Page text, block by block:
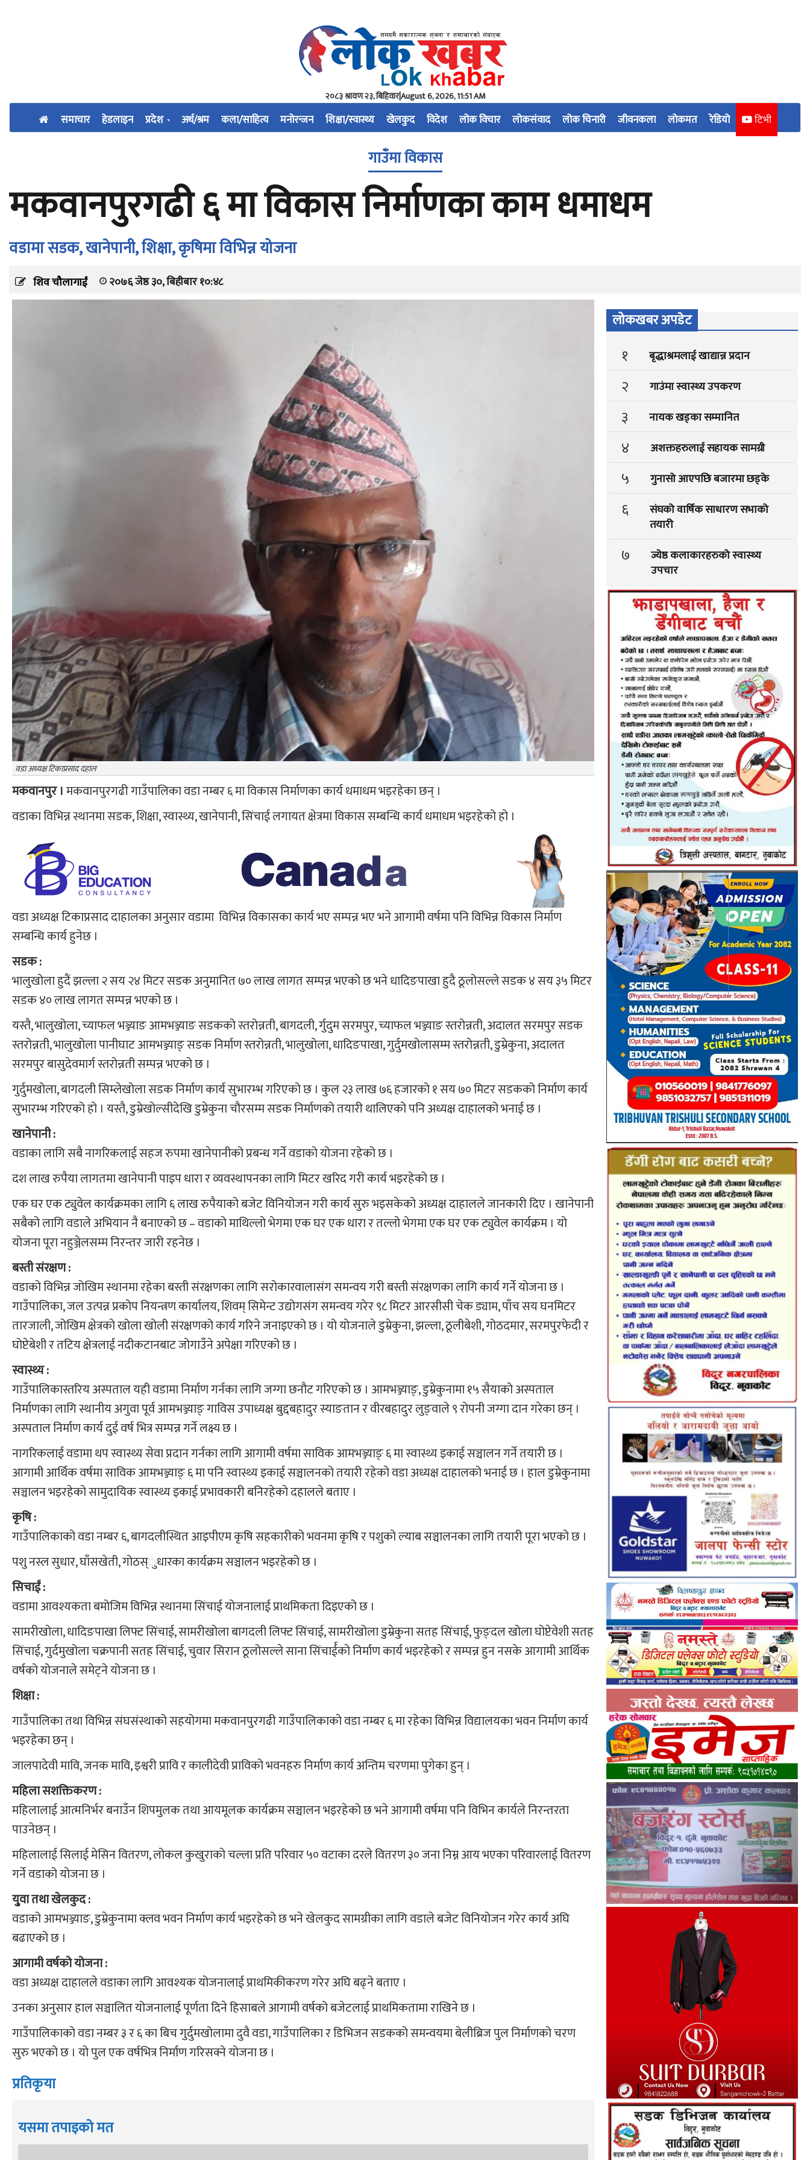
२०८३ श्रावण २३, बिहिवार|August 6, 2026, 11:51 AM
समाचार हेडलाइन प्रदेश अर्थ/श्रम कला/साहित्य मनोरन्जन शिक्षा/स्वास्थ्य खेलकुद विदेश लोक विचार लोकसंवाद लोक चिनारी जीवनकला लोकमत रेडियो टिभी
गाउँमा विकास
मकवानपुरगढी ६ मा विकास निर्माणका काम धमाधम
वडामा सडक, खानेपानी, शिक्षा, कृषिमा विभिन्न योजना
शिव चौलागाईं २०७६ जेष्ठ ३०, बिहीबार १०:४८
वडा अध्यक्ष टिकाप्रसाद दहाल
मकवानपुर ।मकवानपुरगढी गाउँपालिका वडा नम्बर ६ मा विकास निर्माणका कार्य धमाधम भइरहेका छन् ।
वडाका विभिन्न स्थानमा सडक, शिक्षा, स्वास्थ्य, खानेपानी, सिंचाई लगायत क्षेत्रमा विकास सम्बन्धि कार्य धमाधम भइरहेको हो ।
वडा अध्यक्ष टिकाप्रसाद दाहालका अनुसार वडामा विभिन्न विकासका कार्य भए सम्पन्न भए भने आगामी वर्षमा पनि विभिन्न विकास निर्माण
सम्बन्धि कार्य हुनेछ ।
सडक :
भालुखोला हुदैं झल्ला २ सय २४ मिटर सडक अनुमानित ७० लाख लागत सम्पन्न भएको छ भने धादिङपाखा हुदै ठूलोसल्ले सडक ४ सय ३५ मिटर
सडक ४० लाख लागत सम्पन्न भएको छ ।
यस्तै, भालुखोला, च्याफल भञ्ज्याङ आमभञ्ज्याङ सडकको स्तरोन्नती, बागदली, र्गुदुम सरमपुर, च्याफल भञ्ज्याङ स्तरोन्नती, अदालत सरमपुर सडक
स्तरोन्नती, भालुखोला पानीघाट आमभञ्ज्याङ् सडक निर्माण स्तरोन्नती, भालुखोला, धादिङपाखा, गुर्दुमखोलासम्म स्तरोन्नती, डुम्रेकुना, अदालत
सरमपुर बासुदेवमार्ग स्तरोन्नती सम्पन्न भएको छ ।
गुर्दुमखोला, बागदली सिम्लेखोला सडक निर्माण कार्य सुभारम्भ गरिएको छ । कुल २३ लाख ७६ हजारको १ सय ७० मिटर सडकको निर्माण कार्य
सुभारम्भ गरिएको हो । यस्तै, डुम्रेखोल्सीदेखि डुम्रेकुना चौरसम्म सडक निर्माणको तयारी थालिएको पनि अध्यक्ष दाहालको भनाई छ ।
खानेपानी :
वडाका लागि सबै नागरिकलाई सहज रुपमा खानेपानीको प्रबन्ध गर्ने वडाको योजना रहेको छ ।
दश लाख रुपैया लागतमा खानेपानी पाइप धारा र व्यवस्थापनका लागि मिटर खरिद गरी कार्य भइरहेको छ ।
एक घर एक ट्युवेल कार्यक्रमका लागि ६ लाख रुपैयाको बजेट विनियोजन गरी कार्य सुरु भइसकेको अध्यक्ष दाहालले जानकारी दिए । खानेपानी
सबैको लागि वडाले अभियान नै बनाएको छ – वडाको माथिल्लो भेगमा एक घर एक धारा र तल्लो भेगमा एक घर एक ट्युवेल कार्यक्रम । यो
योजना पूरा नहुञ्जेलसम्म निरन्तर जारी रहनेछ ।
बस्ती संरक्षण :
वडाको विभिन्न जोखिम स्थानमा रहेका बस्ती संरक्षणका लागि सरोकारवालासंग समन्वय गरी बस्ती संरक्षणका लागि कार्य गर्ने योजना छ ।
गाउँपालिका, जल उत्पन्न प्रकोप नियन्त्रण कार्यालय, शिवम् सिमेन्ट उद्योगसंग समन्वय गरेर ९८ मिटर आरसीसी चेक ड्याम, पाँच सय घनमिटर
तारजाली, जोखिम क्षेत्रको खोला खोली संरक्षणको कार्य गरिने जनाइएको छ । यो योजनाले डुम्रेकुना, झल्ला, ठूलीबेशी, गोठदमार, सरमपुरफेदी र
घोप्टेबेशी र तटिय क्षेत्रलाई नदीकटानबाट जोगाउँने अपेक्षा गरिएको छ ।
स्वास्थ्य :
गाउँपालिकास्तरिय अस्पताल यही वडामा निर्माण गर्नका लागि जग्गा छनौट गरिएको छ । आमभञ्ज्याङ्, डुम्रेकुनामा १५ सैयाको अस्पताल
निर्माणका लागि स्थानीय अगुवा पूर्व आमभञ्ज्याङ् गाविस उपाध्यक्ष बुद्दबहादुर स्याङतान र वीरबहादुर लुङ्वाले ९ रोपनी जग्गा दान गरेका छन् ।
अस्पताल निर्माण कार्य दुई वर्ष भित्र सम्पन्न गर्ने लक्ष्य छ ।
नागरिकलाई वडामा थप स्वास्थ्य सेवा प्रदान गर्नका लागि आगामी वर्षमा साविक आमभञ्ज्याङ् ६ मा स्वास्थ्य इकाई सञ्चालन गर्ने तयारी छ ।
आगामी आर्थिक वर्षमा साविक आमभञ्ज्याङ् ६ मा पनि स्वास्थ्य इकाई सञ्चालनको तयारी रहेको वडा अध्यक्ष दाहालको भनाई छ । हाल डुम्रेकुनामा
सञ्चालन भइरहेको सामुदायिक स्वास्थ्य इकाई प्रभावकारी बनिरहेको दहालले बताए ।
कृषि :
गाउँपालिकाको वडा नम्बर ६, बागदलीस्थित आइपीएम कृषि सहकारीको भवनमा कृषि र पशुको ल्याब सञ्चालनका लागि तयारी पूरा भएको छ ।
पशु नस्ल सुधार, घाँसखेती, गोठस्ुधारका कार्यक्रम सञ्चालन भइरहेको छ ।
सिचाईं :
वडामा आवश्यकता बमोजिम विभिन्न स्थानमा सिंचाई योजनालाई प्राथमिकता दिइएको छ ।
सामरीखोला, धादिङपाखा लिफ्ट सिंचाई, सामरीखोला बागदली लिफ्ट सिंचाई, सामरीखोला डुम्रेकुना सतह सिंचाई, फुङ्दल खोला घोप्टेवेशी सतह
सिंचाई, गुर्दमुखोला चक्रपानी सतह सिंचाई, चुवार सिरान ठूलोसल्ले साना सिंचार्ईको निर्माण कार्य भइरहेको र सम्पन्न हुन नसके आगामी आर्थिक
वर्षको योजनाले समेट्ने योजना छ ।
शिक्षा :
गाउँपालिका तथा विभिन्न संघसंस्थाको सहयोगमा मकवानपुरगढी गाउँपालिकाको वडा नम्बर ६ मा रहेका विभिन्न विद्यालयका भवन निर्माण कार्य
भइरहेका छन् ।
जालपादेवी मावि, जनक मावि, इश्वरी प्रावि र कालीदेवी प्राविको भवनहरु निर्माण कार्य अन्तिम चरणमा पुगेका हुन् ।
महिला सशक्तिकरण :
महिलालाई आत्मनिर्भर बनाउँन शिपमुलक तथा आयमूलक कार्यक्रम सञ्चालन भइरहेको छ भने आगामी वर्षमा पनि विभिन कार्यले निरन्तरता
पाउनेछन् ।
महिलालाई सिलाई मेसिन वितरण, लोकल कुखुराको चल्ला प्रति परिवार ५० वटाका दरले वितरण ३० जना निम्न आय भएका परिवारलाई वितरण
गर्ने वडाको योजना छ ।
यु्वा तथा खेलकुद :
वडाको आमभञ्ज्याङ, डुम्रेकुनामा क्लव भवन निर्माण कार्य भइरहेको छ भने खेलकुद सामग्रीका लागि वडाले बजेट विनियोजन गरेर कार्य अघि
बढाएको छ ।
आगामी वर्षको योजना :
वडा अध्यक्ष दाहालले वडाका लागि आवश्यक योजनालाई प्राथमिकीकरण गरेर अघि बढ्ने बताए ।
उनका अनुसार हाल सञ्चालित योजनालाई पूर्णता दिने हिसाबले आगामी वर्षको बजेटलाई प्राथमिकतामा राखिने छ ।
गाउँपालिकाको वडा नम्बर ३ र ६ का बिच गुर्दुमखोलामा दुवै वडा, गाउँपालिका र डिभिजन सडकको समन्वयमा बेलीब्रिज पुल निर्माणको चरण
सुरु भएको छ । यो पुल एक वर्षभित्र निर्माण गरिसक्ने योजना छ ।
प्रतिकृया
यसमा तपाइको मत
लोकखबर अपडेट
१ बृद्धाश्रमलाई खाद्यान्न प्रदान
२ गाउंमा स्वास्थ्य उपकरण
३ नायक खड्का सम्मानित
४ अशक्तहरुलाई सहायक सामग्री
५ गुनासो आएपछि बजारमा छड्के
६
संघको वार्षिक साधारण सभाको
तयारी
७
ज्येष्ठ कलाकारहरुको स्वास्थ्य
उपचार